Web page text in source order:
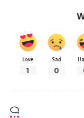
Love
1
Sad
0